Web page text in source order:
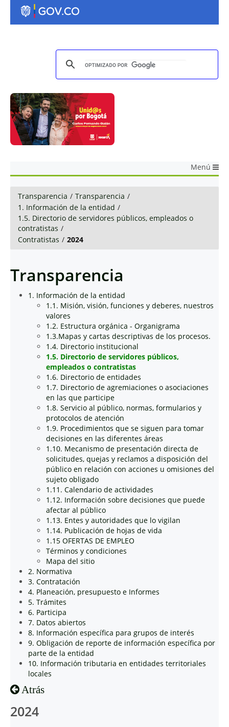
Menú
Transparencia / Transparencia /
1. Información de la entidad /
1.5. Directorio de servidores públicos, empleados o
contratistas /
Contratistas / 2024
Transparencia
1. Información de la entidad
1.1. Misión, visión, funciones y deberes, nuestros
valores
1.2. Estructura orgánica - Organigrama
1.3.Mapas y cartas descriptivas de los procesos.
1.4. Directorio institucional
1.5. Directorio de servidores públicos,
empleados o contratistas
1.6. Directorio de entidades
1.7. Directorio de agremiaciones o asociaciones
en las que participe
1.8. Servicio al público, normas, formularios y
protocolos de atención
1.9. Procedimientos que se siguen para tomar
decisiones en las diferentes áreas
1.10. Mecanismo de presentación directa de
solicitudes, quejas y reclamos a disposición del
público en relación con acciones u omisiones del
sujeto obligado
1.11. Calendario de actividades
1.12. Información sobre decisiones que puede
afectar al público
1.13. Entes y autoridades que lo vigilan
1.14. Publicación de hojas de vida
1.15 OFERTAS DE EMPLEO
Términos y condiciones
Mapa del sitio
2. Normativa
3. Contratación
4. Planeación, presupuesto e Informes
5. Trámites
6. Participa
7. Datos abiertos
8. Información específica para grupos de interés
9. Obligación de reporte de información específica por
parte de la entidad
10. Información tributaria en entidades territoriales
locales
Atrás
2024